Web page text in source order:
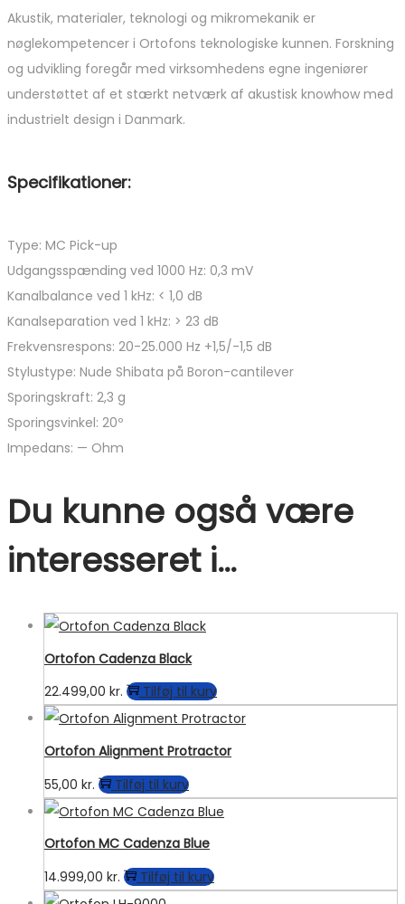
Akustik, materialer, teknologi og mikromekanik er
nøglekompetencer i Ortofons teknologiske kunnen. Forskning
og udvikling foregår med virksomhedens egne ingeniører
understøttet af et stærkt netværk af akustisk knowhow med
industrielt design i Danmark.
Specifikationer:
Type: MC Pick-up
Udgangsspænding ved 1000 Hz: 0,3 mV
Kanalbalance ved 1 kHz: < 1,0 dB
Kanalseparation ved 1 kHz: > 23 dB
Frekvensrespons: 20-25.000 Hz +1,5/-1,5 dB
Stylustype: Nude Shibata på Boron-cantilever
Sporingskraft: 2,3 g
Sporingsvinkel: 20º
Impedans: — Ohm
Du kunne også være
interesseret i…
Ortofon Cadenza Black
22.499,00 kr. Tilføj til kurv
Ortofon Alignment Protractor
55,00 kr. Tilføj til kurv
Ortofon MC Cadenza Blue
14.999,00 kr. Tilføj til kurv